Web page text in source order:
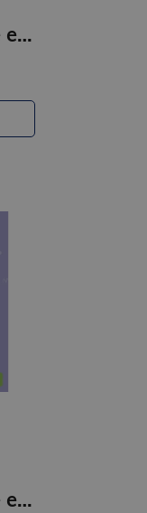
Tadam ! 2 Livre et cahier d'activites
Tadam ! 1 Livre et cahier d'activites